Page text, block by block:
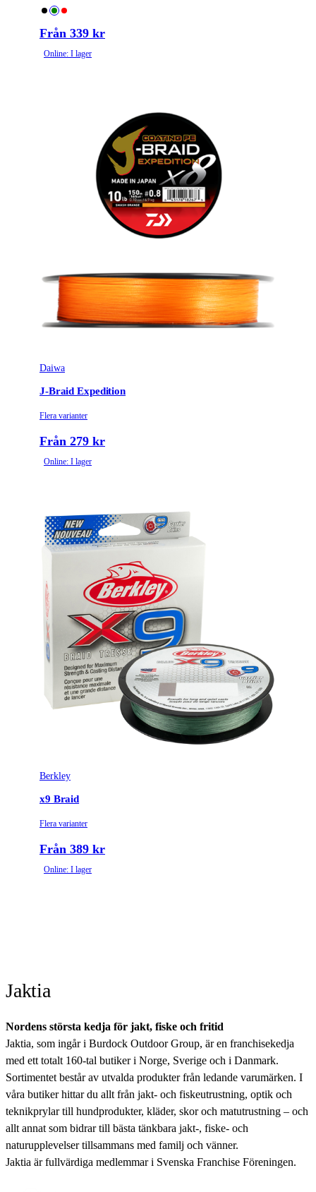
Från 339 kr
Online: I lager
Daiwa
J-Braid Expedition
Flera varianter
Från 279 kr
Online: I lager
Berkley
x9 Braid
Flera varianter
Från 389 kr
Online: I lager
Jaktia
Nordens största kedja för jakt, fiske och fritid
Jaktia, som ingår i Burdock Outdoor Group, är en franchisekedja
med ett totalt 160-tal butiker i Norge, Sverige och i Danmark.
Sortimentet består av utvalda produkter från ledande varumärken. I
våra butiker hittar du allt från jakt- och fiskeutrustning, optik och
teknikprylar till hundprodukter, kläder, skor och matutrustning – och
allt annat som bidrar till bästa tänkbara jakt-, fiske- och
naturupplevelser tillsammans med familj och vänner.
Jaktia är fullvärdiga medlemmar i Svenska Franchise Föreningen.